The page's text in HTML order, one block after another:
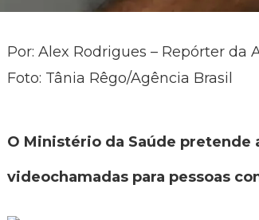
Por: Alex Rodrigues – Repórter da
Foto: Tânia Rêgo/Agência Brasil
O Ministério da Saúde
videochamadas para pessoas